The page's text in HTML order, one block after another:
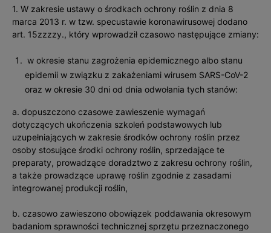
1. W zakresie ustawy o środkach ochrony roślin z dnia 8
marca 2013 r. w tzw. specustawie koronawirusowej dodano
art. 15zzzzy., który wprowadził czasowo następujące zmiany:
w okresie stanu zagrożenia epidemicznego albo stanu
epidemii w związku z zakażeniami wirusem SARS-CoV-2
oraz w okresie 30 dni od dnia odwołania tych stanów:
a. dopuszczono czasowe zawieszenie wymagań
dotyczących ukończenia szkoleń podstawowych lub
uzupełniających w zakresie środków ochrony roślin przez
osoby stosujące środki ochrony roślin, sprzedające te
preparaty, prowadzące doradztwo z zakresu ochrony roślin,
a także prowadzące uprawę roślin zgodnie z zasadami
integrowanej produkcji roślin,
b. czasowo zawieszono obowiązek poddawania okresowym
badaniom sprawności technicznej sprzętu przeznaczonego